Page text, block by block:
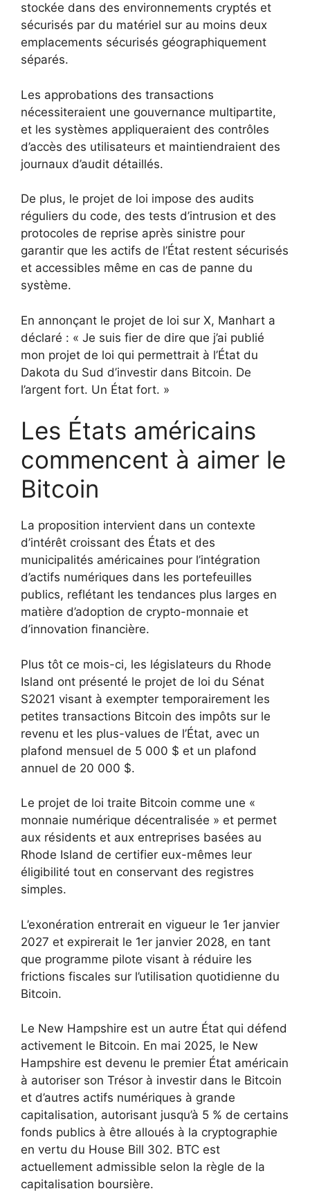
stockée dans des environnements cryptés et
sécurisés par du matériel sur au moins deux
emplacements sécurisés géographiquement
séparés.
Les approbations des transactions
nécessiteraient une gouvernance multipartite,
et les systèmes appliqueraient des contrôles
d’accès des utilisateurs et maintiendraient des
journaux d’audit détaillés.
De plus, le projet de loi impose des audits
réguliers du code, des tests d’intrusion et des
protocoles de reprise après sinistre pour
garantir que les actifs de l’État restent sécurisés
et accessibles même en cas de panne du
système.
En annonçant le projet de loi sur X, Manhart a
déclaré : « Je suis fier de dire que j’ai publié
mon projet de loi qui permettrait à l’État du
Dakota du Sud d’investir dans Bitcoin. De
l’argent fort. Un État fort. »
Les États américains
commencent à aimer le
Bitcoin
La proposition intervient dans un contexte
d’intérêt croissant des États et des
municipalités américaines pour l’intégration
d’actifs numériques dans les portefeuilles
publics, reflétant les tendances plus larges en
matière d’adoption de crypto-monnaie et
d’innovation financière.
Plus tôt ce mois-ci, les législateurs du Rhode
Island ont présenté le projet de loi du Sénat
S2021 visant à exempter temporairement les
petites transactions Bitcoin des impôts sur le
revenu et les plus-values ​​de l’État, avec un
plafond mensuel de 5 000 $ et un plafond
annuel de 20 000 $.
Le projet de loi traite Bitcoin comme une «
monnaie numérique décentralisée » et permet
aux résidents et aux entreprises basées au
Rhode Island de certifier eux-mêmes leur
éligibilité tout en conservant des registres
simples.
L’exonération entrerait en vigueur le 1er janvier
2027 et expirerait le 1er janvier 2028, en tant
que programme pilote visant à réduire les
frictions fiscales sur l’utilisation quotidienne du
Bitcoin.
Le New Hampshire est un autre État qui défend
activement le Bitcoin. En mai 2025, le New
Hampshire est devenu le premier État américain
à autoriser son Trésor à investir dans le Bitcoin
et d’autres actifs numériques à grande
capitalisation, autorisant jusqu’à 5 % de certains
fonds publics à être alloués à la cryptographie
en vertu du House Bill 302. BTC est
actuellement admissible selon la règle de la
capitalisation boursière.